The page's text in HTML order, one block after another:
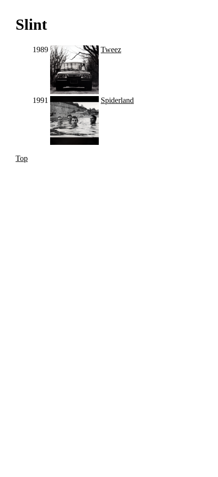
Slint
1989 Tweez
1991 Spiderland
Top